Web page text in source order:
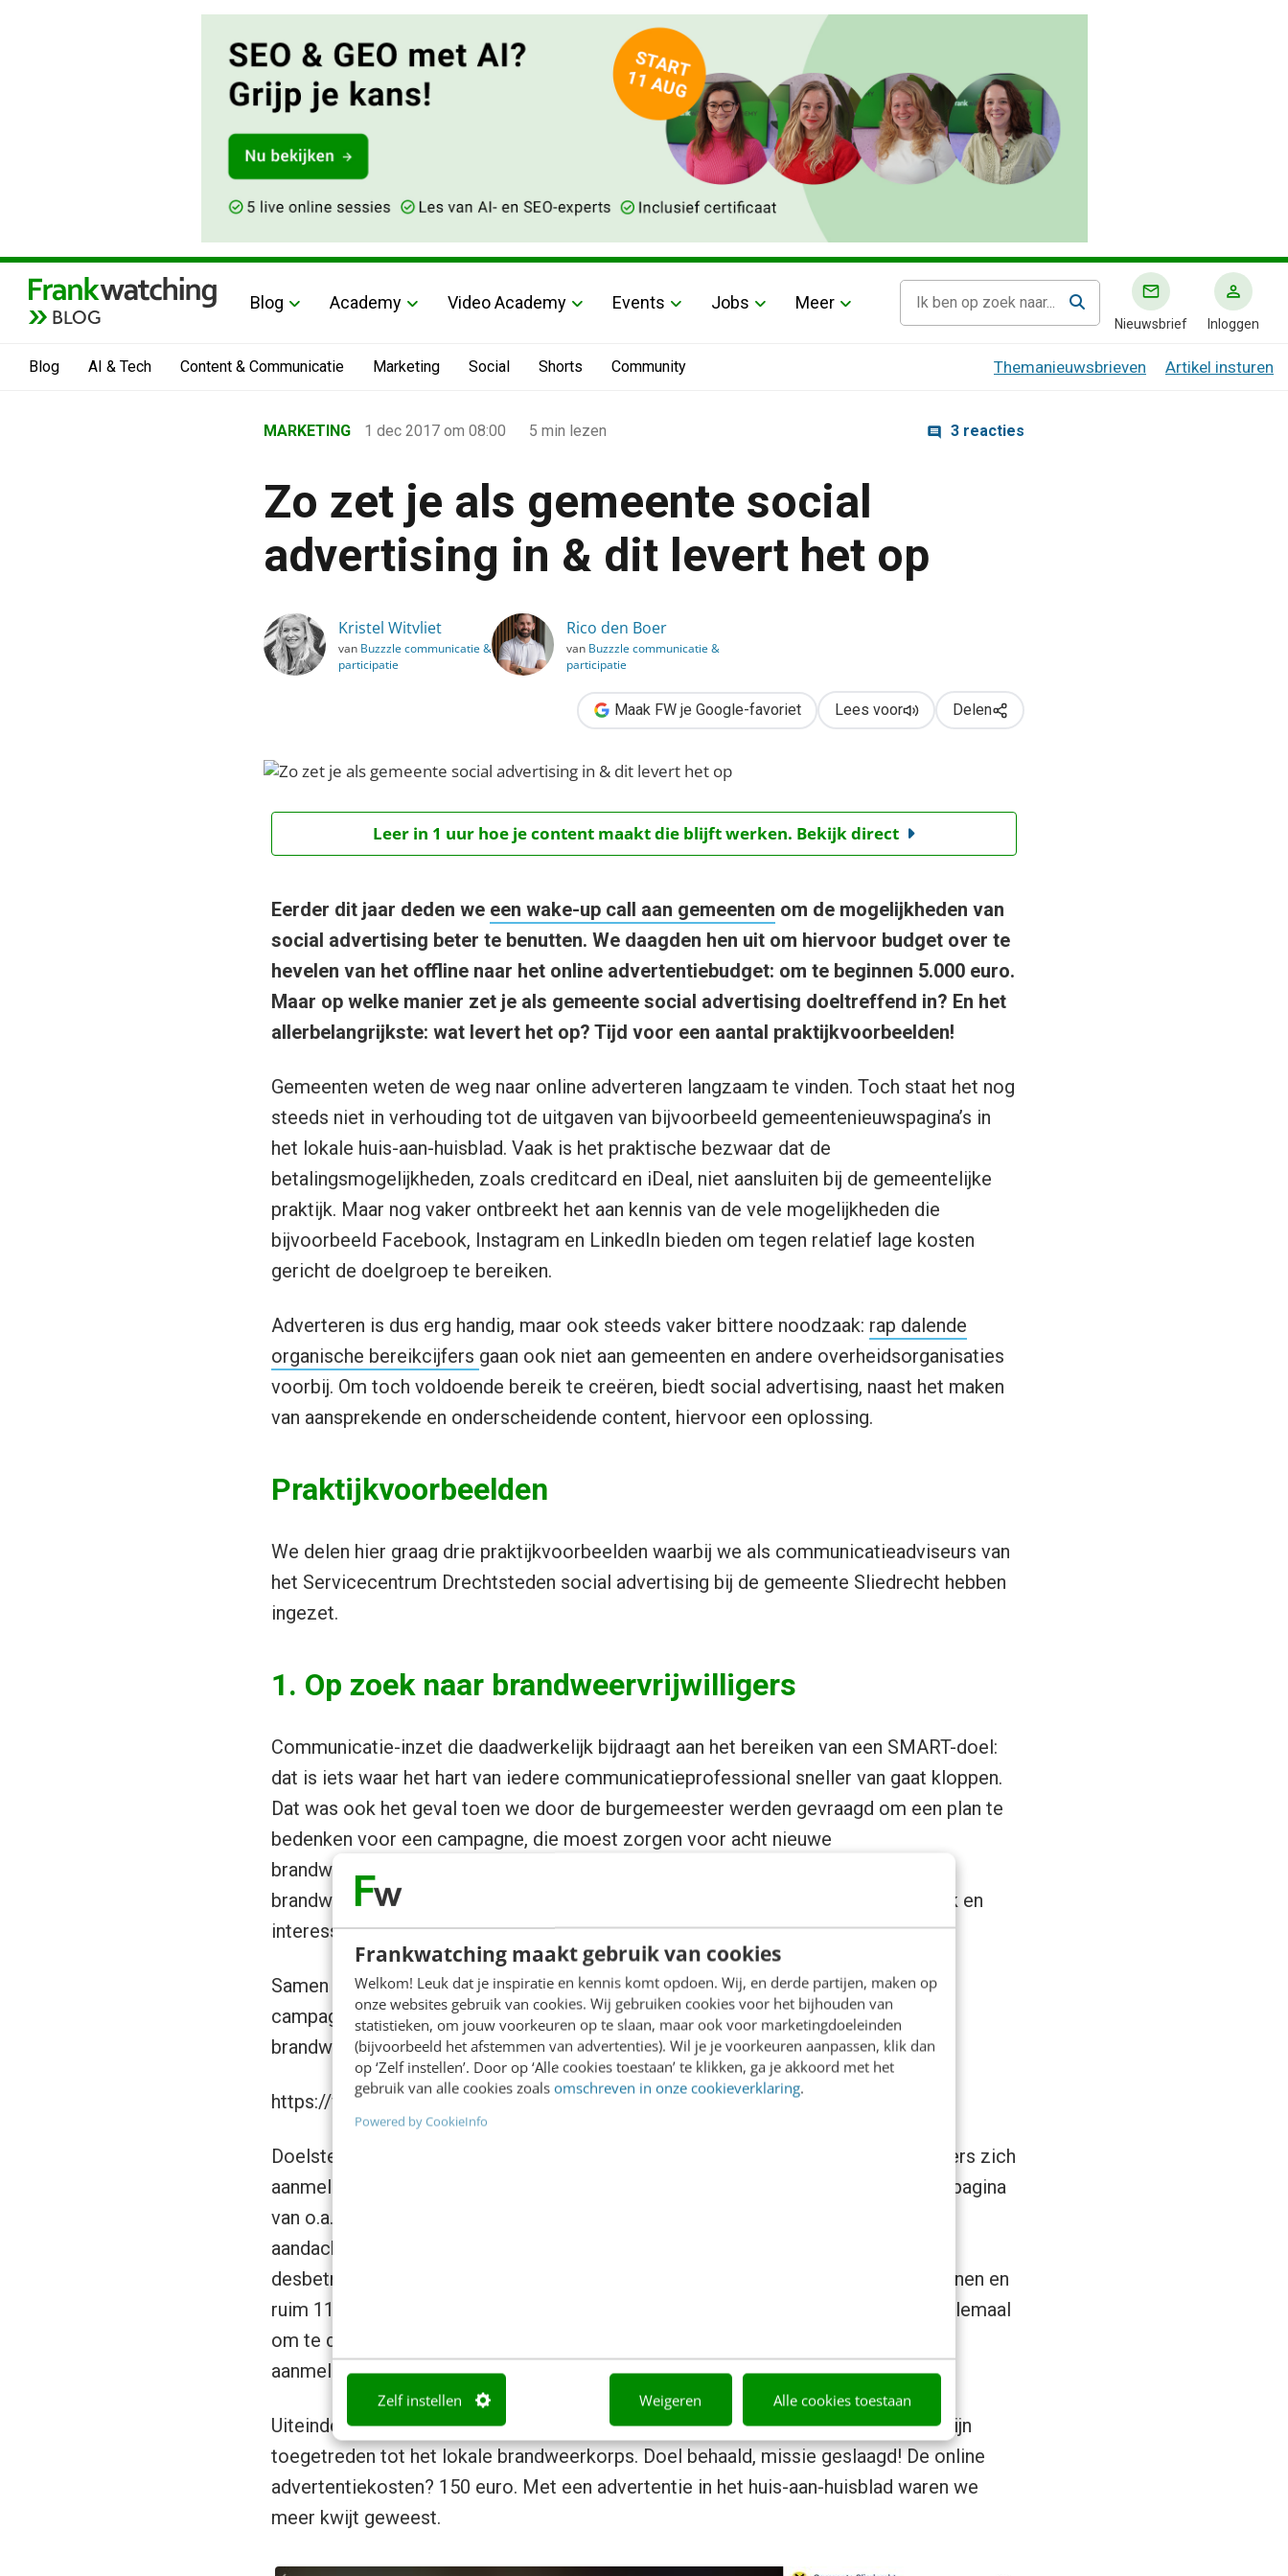
Frankwatching maakt gebruik van cookies
Welkom! Leuk dat je inspiratie en kennis komt opdoen. Wij, en derde partijen, maken op
onze websites gebruik van cookies. Wij gebruiken cookies voor het bijhouden van
statistieken, om jouw voorkeuren op te slaan, maar ook voor marketingdoeleinden
(bijvoorbeeld het afstemmen van advertenties). Wil je je voorkeuren aanpassen, klik dan
op ‘Zelf instellen’. Door op ‘Alle cookies toestaan’ te klikken, ga je akkoord met het
gebruik van alle cookies zoals omschreven in onze cookieverklaring.
Powered by CookieInfo
Zelf instellen Weigeren Alle cookies toestaan
BLOG
Blog Academy Video Academy Events Jobs Meer
Nieuwsbrief Inloggen
Blog AI & Tech Content & Communicatie Marketing Social Shorts Community Themanieuwsbrieven Artikel insturen
›
›
Marketing
›
MARKETING 1 dec 2017 om 08:00 5 min lezen 3 reacties
Zo zet je als gemeente social
advertising in & dit levert het op
Kristel Witvliet
van Buzzzle communicatie &
participatie
Rico den Boer
van Buzzzle communicatie &
participatie
Maak FW je Google-favoriet Lees voor Delen
Leer in 1 uur hoe je content maakt die blijft werken. Bekijk direct
Eerder dit jaar deden we een wake-up call aan gemeenten om de mogelijkheden van
social advertising beter te benutten. We daagden hen uit om hiervoor budget over te
hevelen van het offline naar het online advertentiebudget: om te beginnen 5.000 euro.
Maar op welke manier zet je als gemeente social advertising doeltreffend in? En het
allerbelangrijkste: wat levert het op? Tijd voor een aantal praktijkvoorbeelden!
Gemeenten weten de weg naar online adverteren langzaam te vinden. Toch staat het nog
steeds niet in verhouding tot de uitgaven van bijvoorbeeld gemeentenieuwspagina’s in
het lokale huis-aan-huisblad. Vaak is het praktische bezwaar dat de
betalingsmogelijkheden, zoals creditcard en iDeal, niet aansluiten bij de gemeentelijke
praktijk. Maar nog vaker ontbreekt het aan kennis van de vele mogelijkheden die
bijvoorbeeld Facebook, Instagram en LinkedIn bieden om tegen relatief lage kosten
gericht de doelgroep te bereiken.
Adverteren is dus erg handig, maar ook steeds vaker bittere noodzaak: rap dalende
organische bereikcijfers gaan ook niet aan gemeenten en andere overheidsorganisaties
voorbij. Om toch voldoende bereik te creëren, biedt social advertising, naast het maken
van aansprekende en onderscheidende content, hiervoor een oplossing.
Praktijkvoorbeelden
We delen hier graag drie praktijkvoorbeelden waarbij we als communicatieadviseurs van
het Servicecentrum Drechtsteden social advertising bij de gemeente Sliedrecht hebben
ingezet.
1. Op zoek naar brandweervrijwilligers
Communicatie-inzet die daadwerkelijk bijdraagt aan het bereiken van een SMART-doel:
dat is iets waar het hart van iedere communicatieprofessional sneller van gaat kloppen.
Dat was ook het geval toen we door de burgemeester werden gevraagd om een plan te
bedenken voor een campagne, die moest zorgen voor acht nieuwe
brandweervrijwilligers. Als die er niet zouden komen, zou de continuïteit van de
brandweerpost in de toekomst onder druk komen te staan. Kortom: een belangrijk en
interessant project om als communicatieprofessional aan mee te werken.
Samen met mensen van de brandweer en Veiligheidsregio ontwikkelden we een
campagne waarin eenwervingsvideocentraal stond. In de video hebben lokale
brandweervrijwilligers de hoofdrol: zij zijn immers herkenbaar voor de doelgroep.
https://www.facebook.com/gemeentesliedrecht/videos/1797535960561500/
Doelstelling van de video was dat geïnteresseerde potentiële brandweervrijwilligers zich
aanmeldden voor een informatieavond. De video werd geplaatst op de Facebookpagina
van o.a. de gemeente. Door middel van een advertentie werd deze extra onder de
aandacht gebracht bij mannen en vrouwen tussen de 18 en 50 jaar, binnen de
desbetreffende gemeente. Dit zorgde voor een extra bereik van ruim 6.700 personen en
ruim 11.000 videoweergaven van drie seconden of langer. En waar het natuurlijk allemaal
om te doen was: 87
aanmelden voor de informatieavond.
Uiteindelijk meldden zich ruim twintig personen aan, waarvan er uiteindelijk acht zijn
toegetreden tot het lokale brandweerkorps. Doel behaald, missie geslaagd! De online
advertentiekosten? 150 euro. Met een advertentie in het huis-aan-huisblad waren we
meer kwijt geweest.